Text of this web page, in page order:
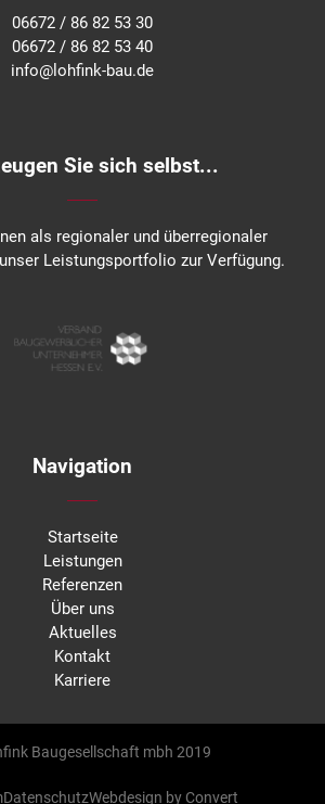
06672 / 86 82 53 30
06672 / 86 82 53 40
info@lohfink-bau.de
Sie sich selbst...
als regionaler und überregionaler
Leistungsportfolio zur Verfügung.
Navigation
Startseite
Leistungen
Referenzen
Über uns
Aktuelles
Kontakt
Karriere
Baugesellschaft mbh 2019
DatenschutzWebdesign by Convert